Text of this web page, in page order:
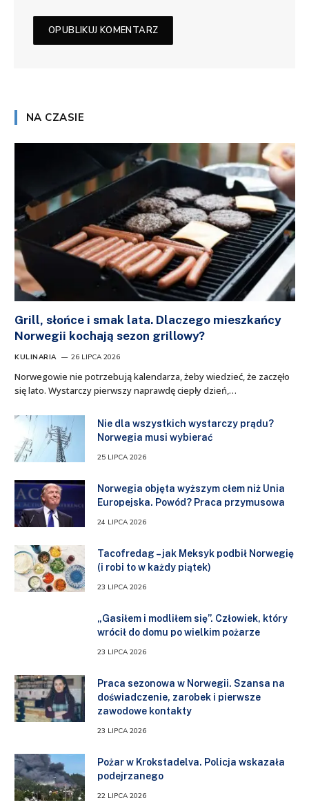
NA CZASIE
Grill, słońce i smak lata. Dlaczego mieszkańcy
Norwegii kochają sezon grillowy?
KULINARIA 26 LIPCA 2026
Norwegowie nie potrzebują kalendarza, żeby wiedzieć, że zaczęło
się lato. Wystarczy pierwszy naprawdę ciepły dzień,…
Nie dla wszystkich wystarczy prądu?
Norwegia musi wybierać
25 LIPCA 2026
Norwegia objęta wyższym cłem niż Unia
Europejska. Powód? Praca przymusowa
24 LIPCA 2026
Tacofredag – jak Meksyk podbił Norwegię
(i robi to w każdy piątek)
23 LIPCA 2026
„Gasiłem i modliłem się”. Człowiek, który
wrócił do domu po wielkim pożarze
23 LIPCA 2026
Praca sezonowa w Norwegii. Szansa na
doświadczenie, zarobek i pierwsze
zawodowe kontakty
23 LIPCA 2026
Pożar w Krokstadelva. Policja wskazała
podejrzanego
22 LIPCA 2026